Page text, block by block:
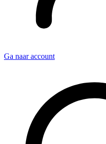
Ga naar account